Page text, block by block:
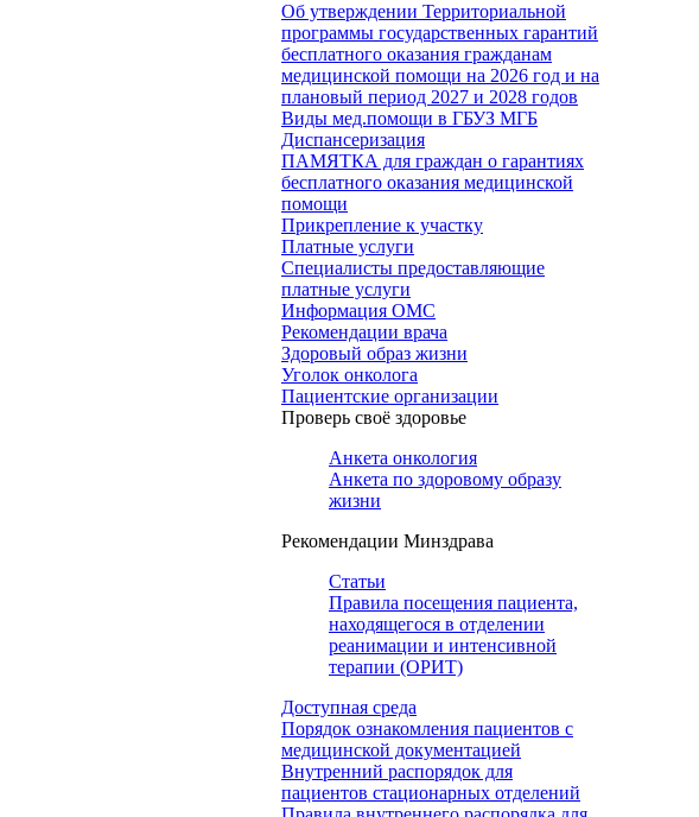
Об утверждении Территориальной
программы государственных гарантий
бесплатного оказания гражданам
медицинской помощи на 2026 год и на
плановый период 2027 и 2028 годов
Виды мед.помощи в ГБУЗ МГБ
Диспансеризация
ПАМЯТКА для граждан о гарантиях
бесплатного оказания медицинской
помощи
Прикрепление к участку
Платные услуги
Специалисты предоставляющие
платные услуги
Информация ОМС
Рекомендации врача
Здоровый образ жизни
Уголок онколога
Пациентские организации
Проверь своё здоровье
Анкета онкология
Анкета по здоровому образу
жизни
Рекомендации Минздрава
Статьи
Правила посещения пациента,
находящегося в отделении
реанимации и интенсивной
терапии (ОРИТ)
Доступная среда
Порядок ознакомления пациентов с
медицинской документацией
Внутренний распорядок для
пациентов стационарных отделений